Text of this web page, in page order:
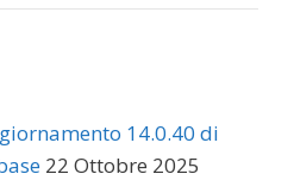
14.0.40 di
22 Ottobre 2025